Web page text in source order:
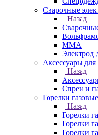
Сварочные
Назад
ММА
Электрод
Аксессуары для
Назад
Спреи и
Горелки газовые
Назад
Горелки
Горелки
Горелки